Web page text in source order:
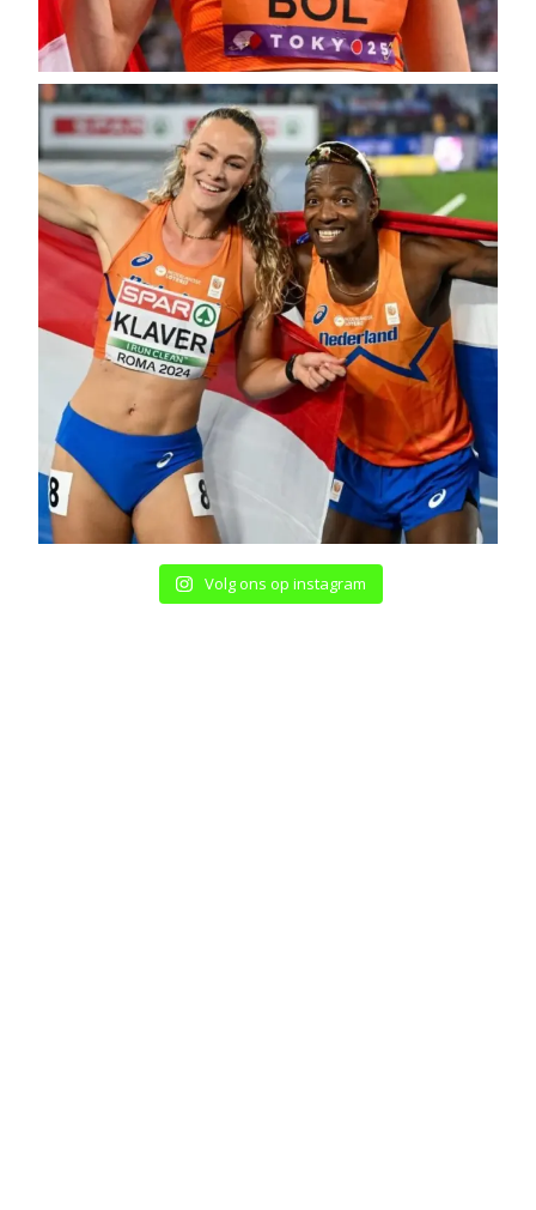
Volg ons op instagram